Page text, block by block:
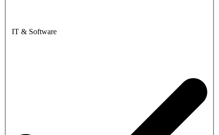
IT & Software